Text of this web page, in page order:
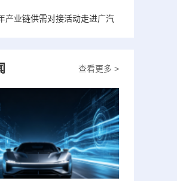
产业链供需对接活动走进广汽
查看更多 >